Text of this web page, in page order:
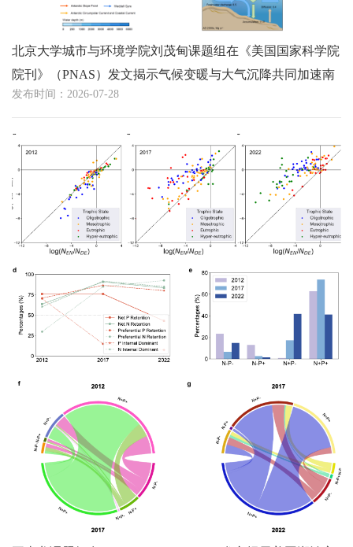
北京大学城市与环境学院刘茂甸课题组在《美国国家科学院
院刊》（PNAS）发文揭示气候变暖与大气沉降共同加速南
极半岛汞循环
发布时间：2026-07-28